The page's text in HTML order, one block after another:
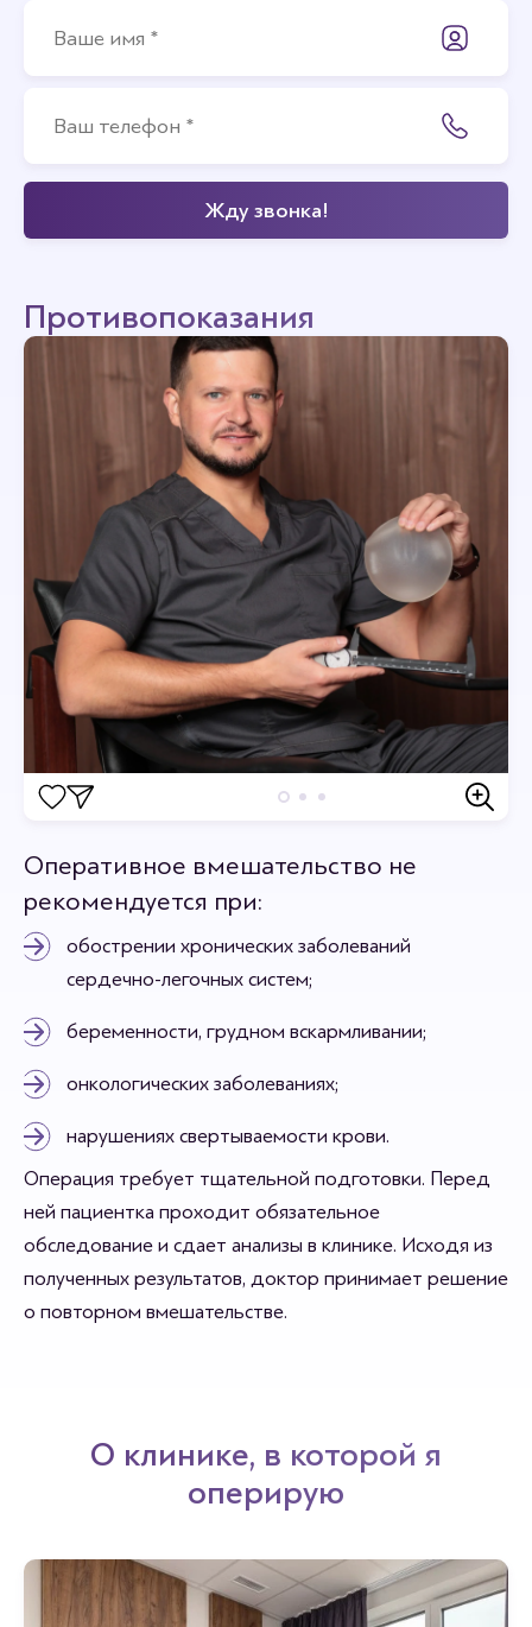
Противопоказания
Оперативное вмешательство не
рекомендуется при:
обострении хронических заболеваний
сердечно-легочных систем;
беременности, грудном вскармливании;
онкологических заболеваниях;
нарушениях свертываемости крови.
Операция требует тщательной подготовки. Перед
ней пациентка проходит обязательное
обследование и сдает анализы в клинике. Исходя из
полученных результатов, доктор принимает решение
о повторном вмешательстве.
Станьте первым кто оставит отзыв.
О клинике, в которой я
оперирую